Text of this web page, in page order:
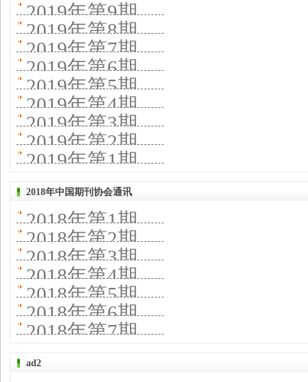
2019年第9期
2019年第8期
2019年第7期
2019年第6期
2019年第5期
2019年第4期
2019年第3期
2019年第2期
2019年第1期
2018年中国期刊协会通讯
2018年第1期
2018年第2期
2018年第3期
2018年第4期
2018年第5期
2018年第6期
2018年第7期
ad2